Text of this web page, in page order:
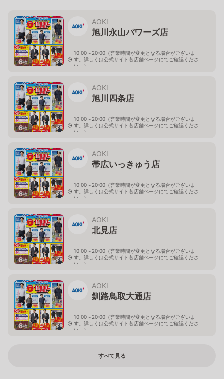
6枚
AOKI
旭川永山パワーズ店
10:00～20:00（営業時間が変更となる場合がございま
す。詳しくは公式サイト各店舗ページにてご確認くださ
い。）
6枚
AOKI
旭川四条店
10:00～20:00（営業時間が変更となる場合がございま
す。詳しくは公式サイト各店舗ページにてご確認くださ
い。）
6枚
AOKI
帯広いっきゅう店
10:00～20:00（営業時間が変更となる場合がございま
す。詳しくは公式サイト各店舗ページにてご確認くださ
い。）
6枚
AOKI
北見店
10:00～20:00（営業時間が変更となる場合がございま
す。詳しくは公式サイト各店舗ページにてご確認くださ
い。）
6枚
AOKI
釧路鳥取大通店
10:00～20:00（営業時間が変更となる場合がございま
す。詳しくは公式サイト各店舗ページにてご確認くださ
い。）
すべて見る